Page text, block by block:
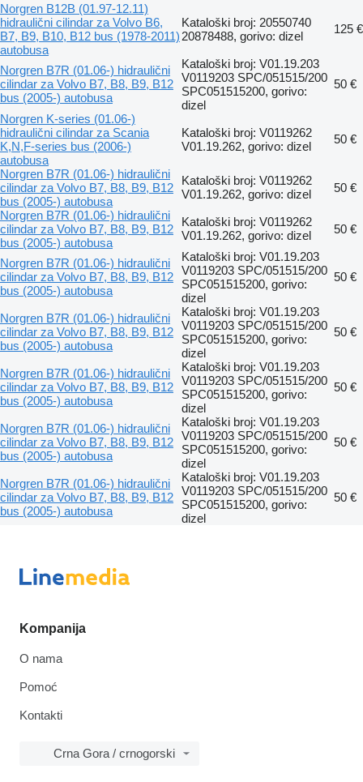
Norgren B12B (01.97-12.11)
hidraulični cilindar za Volvo B6,
B7, B9, B10, B12 bus (1978-2011)
autobusa
Kataloški broj: 20550740
20878488, gorivo: dizel
125 €
Norgren B7R (01.06-) hidraulični
cilindar za Volvo B7, B8, B9, B12
bus (2005-) autobusa
Kataloški broj: V01.19.203
V0119203 SPC/051515/200
SPC051515200, gorivo:
dizel
50 €
Norgren K-series (01.06-)
hidraulični cilindar za Scania
K,N,F-series bus (2006-)
autobusa
Kataloški broj: V0119262
V01.19.262, gorivo: dizel
50 €
Norgren B7R (01.06-) hidraulični
cilindar za Volvo B7, B8, B9, B12
bus (2005-) autobusa
Kataloški broj: V0119262
V01.19.262, gorivo: dizel
50 €
Norgren B7R (01.06-) hidraulični
cilindar za Volvo B7, B8, B9, B12
bus (2005-) autobusa
Kataloški broj: V0119262
V01.19.262, gorivo: dizel
50 €
Norgren B7R (01.06-) hidraulični
cilindar za Volvo B7, B8, B9, B12
bus (2005-) autobusa
Kataloški broj: V01.19.203
V0119203 SPC/051515/200
SPC051515200, gorivo:
dizel
50 €
Norgren B7R (01.06-) hidraulični
cilindar za Volvo B7, B8, B9, B12
bus (2005-) autobusa
Kataloški broj: V01.19.203
V0119203 SPC/051515/200
SPC051515200, gorivo:
dizel
50 €
Norgren B7R (01.06-) hidraulični
cilindar za Volvo B7, B8, B9, B12
bus (2005-) autobusa
Kataloški broj: V01.19.203
V0119203 SPC/051515/200
SPC051515200, gorivo:
dizel
50 €
Norgren B7R (01.06-) hidraulični
cilindar za Volvo B7, B8, B9, B12
bus (2005-) autobusa
Kataloški broj: V01.19.203
V0119203 SPC/051515/200
SPC051515200, gorivo:
dizel
50 €
Norgren B7R (01.06-) hidraulični
cilindar za Volvo B7, B8, B9, B12
bus (2005-) autobusa
Kataloški broj: V01.19.203
V0119203 SPC/051515/200
SPC051515200, gorivo:
dizel
50 €
Kompanija
O nama
Pomoć
Kontakti
Crna Gora / crnogorski